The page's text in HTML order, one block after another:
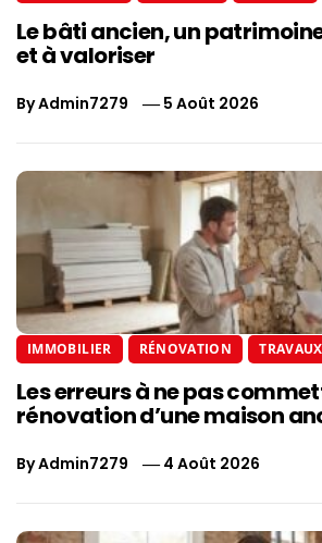
Le bâti ancien, un
et à valoriser
ByAdmin7279 5 Août 2026
IMMOBILIER RÉNOVATION TRAVAUX
Les erreurs à ne pas
rénovation d’une maison
ByAdmin7279 4 Août 2026